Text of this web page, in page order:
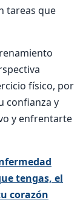
tareas que
físico, por
confianza y
y enfrentarte
tengas, el
corazón